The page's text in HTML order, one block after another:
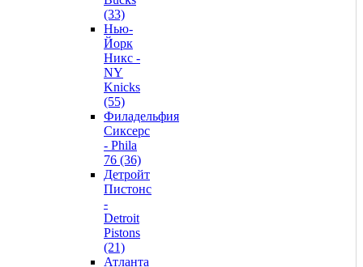
(33)
Нью-
Йорк
Никс -
NY
Knicks
(55)
Филадельфия
Сиксерс
- Phila
76 (36)
Детройт
Пистонс
-
Detroit
Pistons
(21)
Атланта